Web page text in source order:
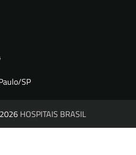
SP
HOSPITAIS BRASIL